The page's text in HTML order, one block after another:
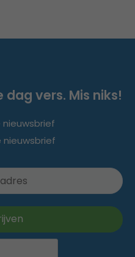
vers. Mis niks!
nieuwsbrief
nieuwsbrief